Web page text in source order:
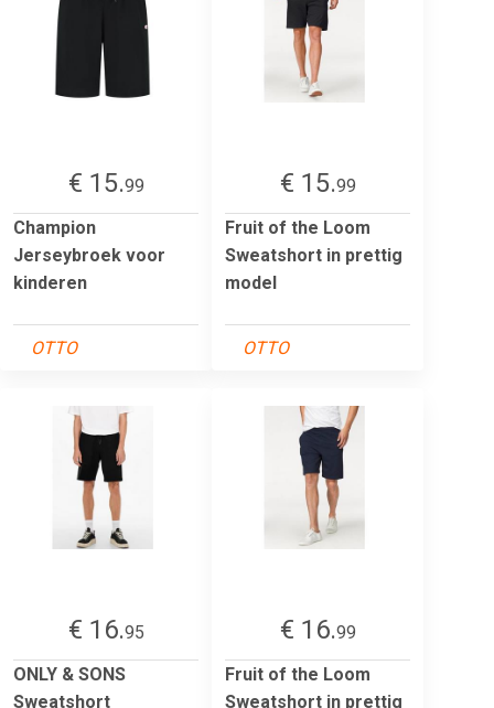
€ 15.99
Champion
Jerseybroek voor
kinderen
OTTO
€ 15.99
Fruit of the Loom
Sweatshort in prettig
model
OTTO
€ 16.95
ONLY & SONS
Sweatshort
€ 16.99
Fruit of the Loom
Sweatshort in prettig